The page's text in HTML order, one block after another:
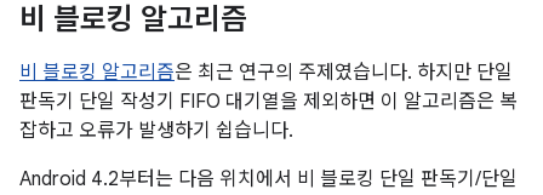
비 블로킹 알고리즘
비 블로킹 알고리즘은 최근 연구의 주제였습니다. 하지만 단일
판독기 단일 작성기 FIFO 대기열을 제외하면 이 알고리즘은 복
잡하고 오류가 발생하기 쉽습니다.
Android 4.2부터는 다음 위치에서 비 블로킹 단일 판독기/단일